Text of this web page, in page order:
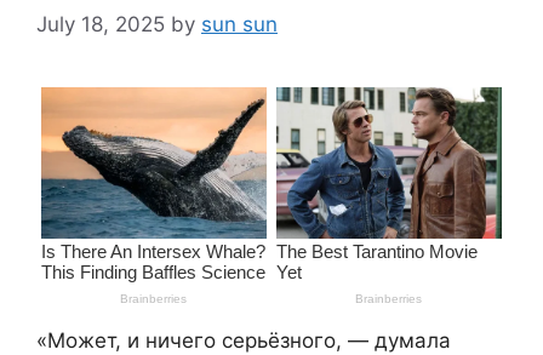
July 18, 2025 by sun sun
«Может, и ничего серьёзного, — думала